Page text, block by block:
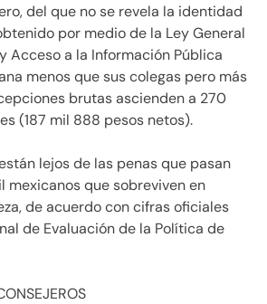
del que no se revela la identidad
por medio de la Ley General
Acceso a la Información Pública
menos que sus colegas pero más
brutas ascienden a 270
(187 mil 888 pesos netos).
lejos de las penas que pasan
mexicanos que sobreviven en
de acuerdo con cifras oficiales
de Evaluación de la Política de